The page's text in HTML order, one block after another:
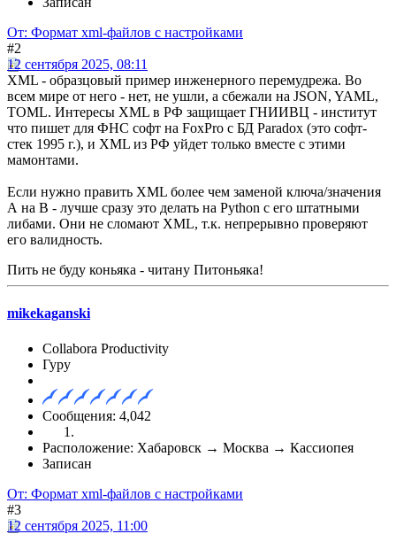
От: Формат xml-файлов с настройками
#2
12 сентября 2025, 08:11
XML - образцовый пример инженерного перемудрежа. Во
всем мире от него - нет, не ушли, а сбежали на JSON, YAML,
TOML. Интересы XML в РФ защищает ГНИИВЦ - институт
что пишет для ФНС софт на FoxPro c БД Paradox (это софт-
стек 1995 г.), и XML из РФ уйдет только вместе с этими
мамонтами.
Если нужно править XML более чем заменой ключа/значения
А на B - лучше сразу это делать на Python с его штатными
либами. Они не сломают XML, т.к. непрерывно проверяют
его валидность.
Пить не буду коньяка - читану Питоньяка!
mikekaganski
Collabora Productivity
Гуру
Сообщения: 4,042
Расположение: Хабаровск → Москва → Кассиопея
Записан
От: Формат xml-файлов с настройками
#3
12 сентября 2025, 11:00